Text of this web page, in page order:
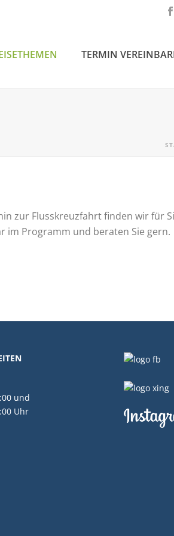
TERMIN
zur Flusskreuzfahrt finden wir für
im Programm und beraten Sie gern.
und
Uhr